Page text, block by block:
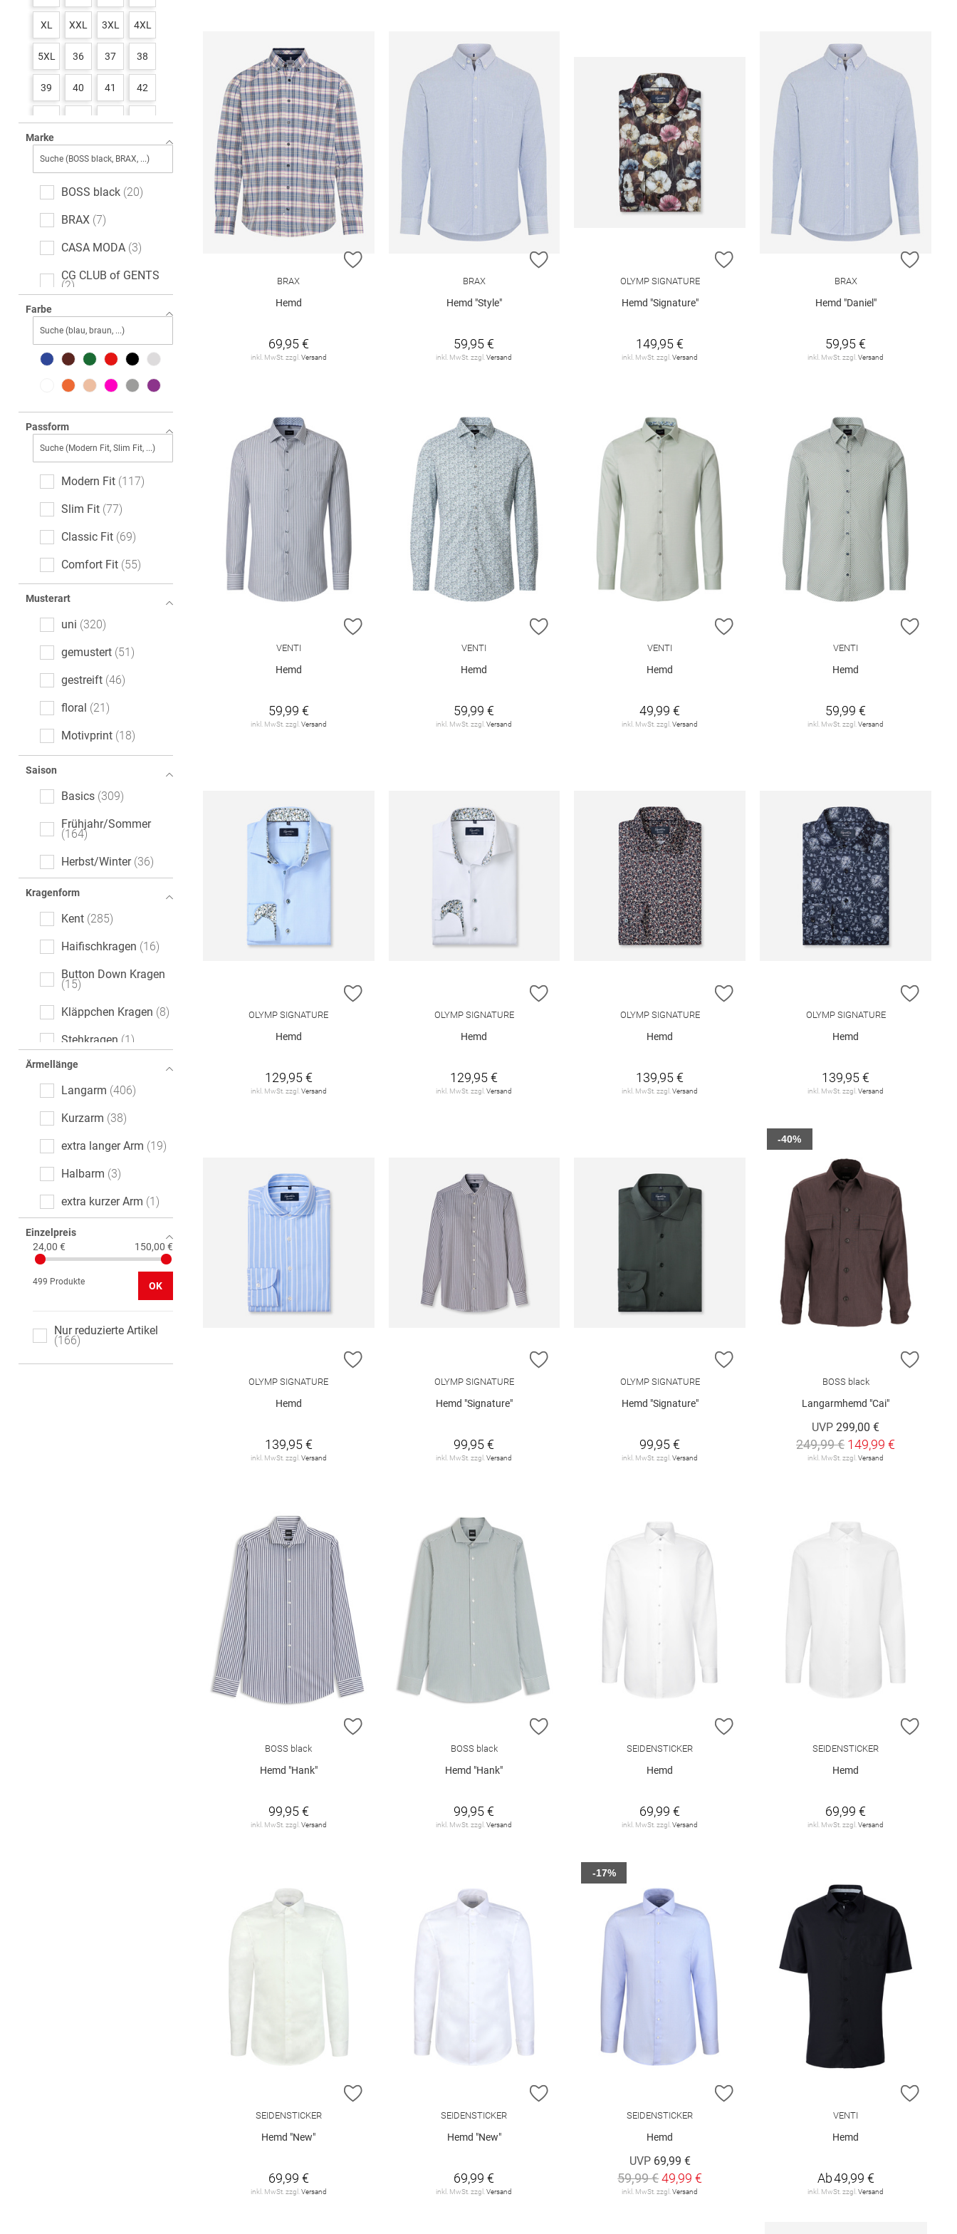
XL XXL 3XL 4XL
5XL 36 37 38
39 40 41 42
Marke
BOSS black 20
BRAX 7
CASA MODA 3
CG CLUB of GENTS
2
CINQUE 3
DESOTO 1
DIGEL
DRYKORN
ETERNA
OLYMP 73
OLYMP SIGNATURE
50
PROFUOMO
REDMOND 5
ROY ROBSON 7
SEIDENSTICKER
VENTI 117
Farbe
Passform
Modern Fit 117
Slim Fit 77
Classic Fit 69
Comfort Fit 55
Tailored Fit
Body Fit
Regular Fit 33
Extra Slim Fit
Wide Fit 3
Relaxed Fit 1
Super Slim Fit 1
Musterart
uni 320
gemustert 51
gestreift 46
floral 21
Motivprint 18
melange 13
gepunktet 6
All-Over-Print (AOP)
Saison
Basics 309
Frühjahr/Sommer
164
Herbst/Winter 36
Kragenform
Kent 285
Haifischkragen 16
Button Down Kragen
15
Kläppchen Kragen 8
Stehkragen 1
Ärmellänge
Langarm 406
Kurzarm 38
extra langer Arm 19
Halbarm 3
extra kurzer Arm 1
Einzelpreis
24,00 €
150,00 €
499 Produkte OK
Nur reduzierte Artikel
166
ZUR WUNSCHLISTE HINZUFÜGEN
BRAX
Hemd
69,95 €
inkl. MwSt. zzgl. Versand
ZUR WUNSCHLISTE HINZUFÜGEN
BRAX
Hemd "Style"
59,95 €
inkl. MwSt. zzgl.Versand
OLYMP SIGNATURE
Hemd "Signature"
149,95 €
inkl. MwSt. zzgl.Versand
ZUR
BRAX
Hemd "Daniel"
59,95 €
inkl. MwSt. zzgl.Versand
ZUR WUNSCHLISTE HINZUFÜGEN
VENTI
Hemd
59,99 €
inkl. MwSt. zzgl. Versand
ZUR WUNSCHLISTE HINZUFÜGEN
VENTI
Hemd
59,99 €
inkl. MwSt. zzgl.Versand
VENTI
Hemd
49,99 €
inkl. MwSt. zzgl.Versand
ZUR
VENTI
Hemd
59,99 €
inkl. MwSt. zzgl.Versand
ZUR WUNSCHLISTE HINZUFÜGEN
OLYMP SIGNATURE
Hemd
129,95 €
inkl. MwSt. zzgl. Versand
ZUR WUNSCHLISTE HINZUFÜGEN
OLYMP SIGNATURE
Hemd
129,95 €
inkl. MwSt. zzgl.Versand
OLYMP SIGNATURE
Hemd
139,95 €
inkl. MwSt. zzgl.Versand
ZUR
OLYMP SIGNATURE
Hemd
139,95 €
inkl. MwSt. zzgl.Versand
ZUR WUNSCHLISTE HINZUFÜGEN
OLYMP SIGNATURE
Hemd
139,95 €
inkl. MwSt. zzgl. Versand
ZUR WUNSCHLISTE HINZUFÜGEN
OLYMP SIGNATURE
Hemd "Signature"
99,95 €
inkl. MwSt. zzgl.Versand
OLYMP SIGNATURE
Hemd "Signature"
99,95 €
inkl. MwSt. zzgl.Versand
ZUR
BOSS black
Langarmhemd "Cai"
UVP 299,00 €
249,99 € 149,99 €
inkl. MwSt. zzgl.Versand
-40%
ZUR WUNSCHLISTE HINZUFÜGEN
BOSS black
Hemd "Hank"
99,95 €
inkl. MwSt. zzgl. Versand
ZUR WUNSCHLISTE HINZUFÜGEN
BOSS black
Hemd "Hank"
99,95 €
inkl. MwSt. zzgl.Versand
SEIDENSTICKER
Hemd
69,99 €
inkl. MwSt. zzgl.Versand
ZUR
SEIDENSTICKER
Hemd
69,99 €
inkl. MwSt. zzgl.Versand
ZUR WUNSCHLISTE HINZUFÜGEN
SEIDENSTICKER
Hemd "New"
69,99 €
inkl. MwSt. zzgl. Versand
ZUR WUNSCHLISTE HINZUFÜGEN
SEIDENSTICKER
Hemd "New"
69,99 €
inkl. MwSt. zzgl.Versand
SEIDENSTICKER
Hemd
UVP 69,99 €
59,99 €49,99 €
inkl. MwSt. zzgl.Versand
-17%
ZUR
VENTI
Hemd
Ab49,99 €
inkl. MwSt. zzgl.Versand